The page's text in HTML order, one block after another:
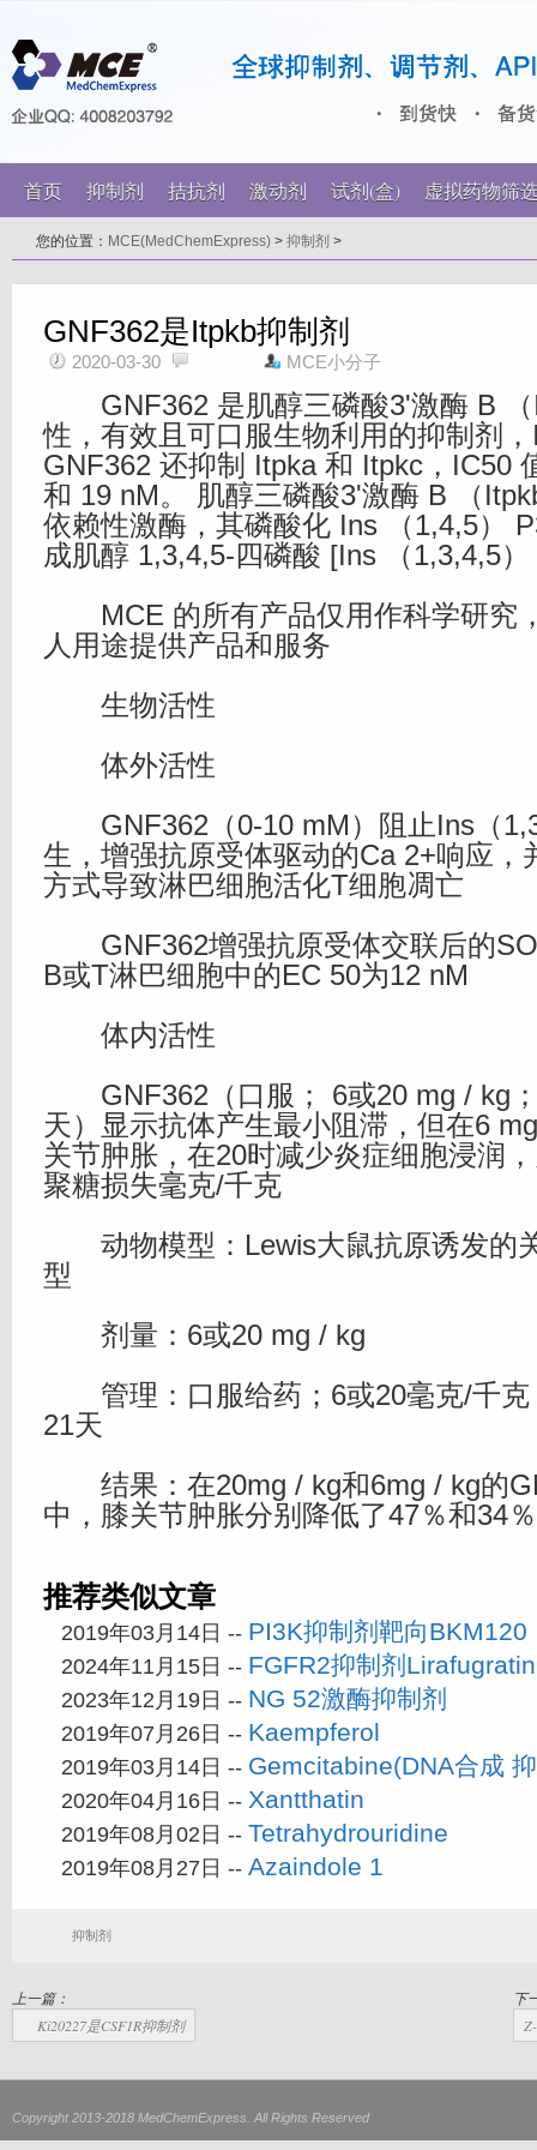
首页 抑制剂 拮抗剂 激动剂 试剂(盒) 虚拟药物筛
您的位置： MCE(MedChemExpress) > 抑制剂 >
GNF362是Itpkb抑制剂
2020-03-30 MCE小分子
GNF362 是肌醇三磷酸3'激酶 B （
性，有效且可口服生物利用的抑制剂
GNF362 还抑制 Itpka 和 Itpkc，IC50
和 19 nM。 肌醇三磷酸3'激酶 B （
依赖性激酶，其磷酸化 Ins （1,4,5）
成肌醇 1,3,4,5-四磷酸 [Ins （1,3,4,5
MCE 的所有产品仅用作科学研究
人用途提供产品和服务
生物活性
体外活性
GNF362（0-10 mM）阻止Ins（
生，增强抗原受体驱动的Ca 2+响应，
方式导致淋巴细胞活化T细胞凋亡
GNF362增强抗原受体交联后的
B或T淋巴细胞中的EC 50为12 nM
体内活性
GNF362（口服； 6或20 mg / kg
天）显示抗体产生最小阻滞，但在6
关节肿胀，在20时减少炎症细胞浸润
聚糖损失毫克/千克
动物模型：Lewis大鼠抗原诱发的
型
剂量：6或20 mg / kg
管理：口服给药；6或20毫克/千克
21天
结果：在20mg / kg和6mg / kg的
中，膝关节肿胀分别降低了47％和34
推荐类似文章
2019年03月14日 -- PI3K抑制剂靶向BKM120
2024年11月15日 -- FGFR2抑制剂
2023年12月19日 -- NG 52激酶抑制剂
2019年07月26日 -- Kaempferol
2019年03月14日 -- Gemcitabine(DNA合成
2020年04月16日 -- Xantthatin
2019年08月02日 -- Tetrahydrouridine
2019年08月27日 -- Azaindole 1
抑制剂
上一篇：
Ki20227是CSF1R抑制剂
下
Copyright 2013-2018 MedChemExpress. All Rights Reserved